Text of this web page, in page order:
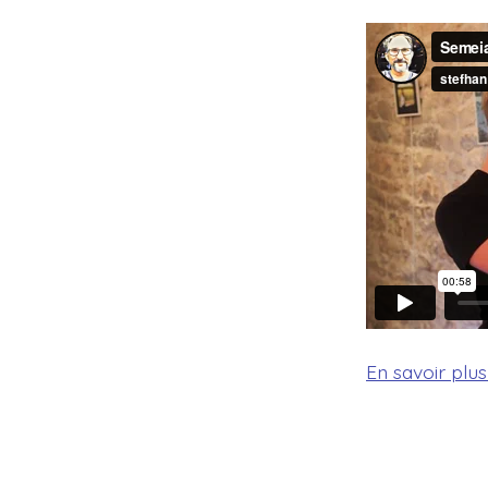
En savoir